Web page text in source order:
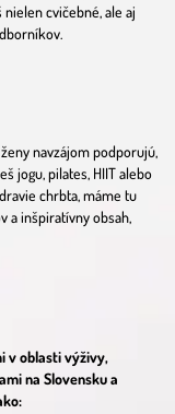
cvičebné, ale aj
navzájom podporujú,
jogu, pilates, HIIT alebo
chrbta, máme tu
a inšpiratívny obsah,
v oblasti výživy,
na Slovensku a